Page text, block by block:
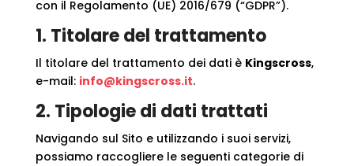
con il Regolamento (UE) 2016/679 (“GDPR”).
1. Titolare del trattamento
Il titolare del trattamento dei dati è Kingscross,
e-mail: info@kingscross.it.
2. Tipologie di dati trattati
Navigando sul Sito e utilizzando i suoi servizi,
possiamo raccogliere le seguenti categorie di